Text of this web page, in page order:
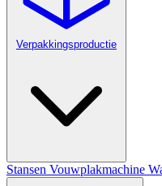
Verpakkingsproductie
Stansen Vouwplakmachine